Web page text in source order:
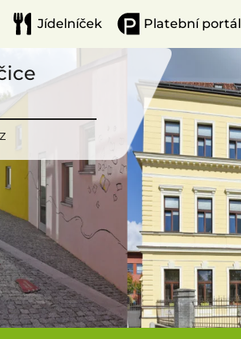
Jídelníček Platební portál